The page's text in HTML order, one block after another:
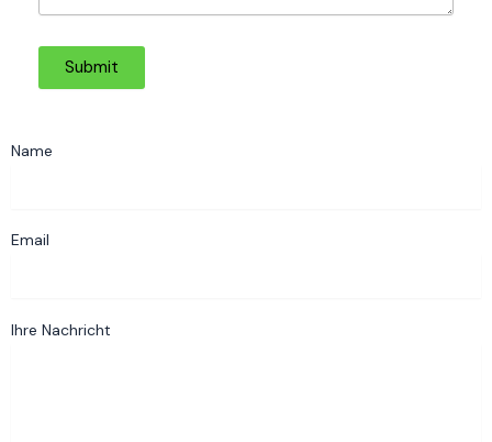
Submit
Name
Email
Ihre Nachricht